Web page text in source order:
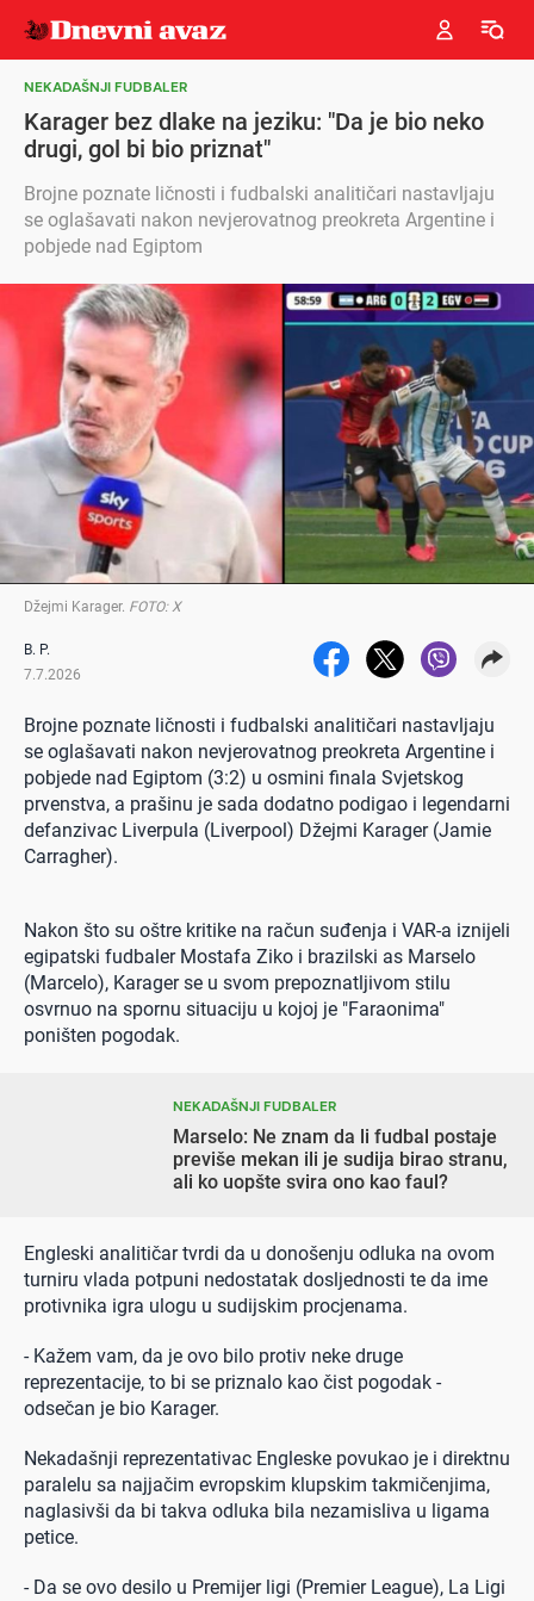
NEKADAŠNJI FUDBALER
Karager bez dlake na jeziku: "Da je bio neko
drugi, gol bi bio priznat"
Brojne poznate ličnosti i fudbalski analitičari nastavljaju
se oglašavati nakon nevjerovatnog preokreta Argentine i
pobjede nad Egiptom
Džejmi Karager. FOTO: X
B. P.
7.7.2026
Brojne poznate ličnosti i fudbalski analitičari nastavljaju
se oglašavati nakon nevjerovatnog preokreta Argentine i
pobjede nad Egiptom (3:2) u osmini finala Svjetskog
prvenstva, a prašinu je sada dodatno podigao i legendarni
defanzivac Liverpula (Liverpool) Džejmi Karager (Jamie
Carragher).
Nakon što su oštre kritike na račun suđenja i VAR-a iznijeli
egipatski fudbaler Mostafa Ziko i brazilski as Marselo
(Marcelo), Karager se u svom prepoznatljivom stilu
osvrnuo na spornu situaciju u kojoj je "Faraonima"
poništen pogodak.
NEKADAŠNJI FUDBALER
Marselo: Ne znam da li fudbal postaje
previše mekan ili je sudija birao stranu,
ali ko uopšte svira ono kao faul?
Engleski analitičar tvrdi da u donošenju odluka na ovom
turniru vlada potpuni nedostatak dosljednosti te da ime
protivnika igra ulogu u sudijskim procjenama.
- Kažem vam, da je ovo bilo protiv neke druge
reprezentacije, to bi se priznalo kao čist pogodak -
odsečan je bio Karager.
Nekadašnji reprezentativac Engleske povukao je i direktnu
paralelu sa najjačim evropskim klupskim takmičenjima,
naglasivši da bi takva odluka bila nezamisliva u ligama
petice.
- Da se ovo desilo u Premijer ligi (Premier League), La Ligi